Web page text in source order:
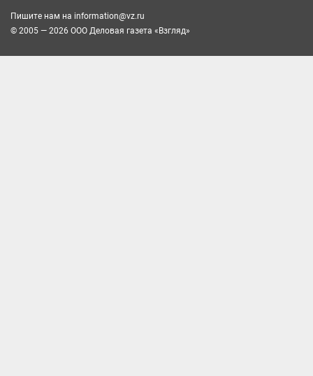
Пишите нам на information@vz.ru
© 2005 — 2026 ООО Деловая газета «Взгляд»